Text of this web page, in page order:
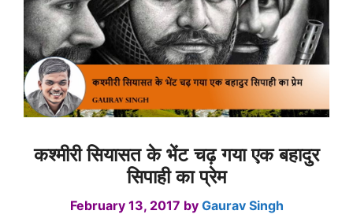
कश्मीरी सियासत के भेंट चढ़ गया एक बहादुर
सिपाही का प्रेम
February 13, 2017 by Gaurav Singh